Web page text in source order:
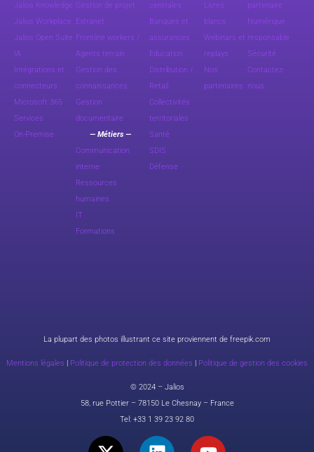
Jalios Knowledge
Jalios Workplace
Jalios Open Suite
IA
Intégrations et
connecteurs
Microsoft 365
Services
On-Premise
Gestion de projet
Extranet
Frontline workers /
Agents terrain
Gestion des
connaissances
Gestion
documentaire
— Métiers —
Communication
interne
Ressources
humaines
IT
Formations
centrales
Banques et
assurances
Education
Distribution /
Retail
Collectivités
territoriales
Santé
SDIS
Défense
Livres
blancs
Webinars et
replays
Nos
partenaires
partenaire
Numérique
responsable
Sécurité
Contactez-
nous
La plupart des photos illustrant ce site proviennent de freepik.com
Mentions légales Politique de protection des données Politique de gestion des cookies
© 2024 – Jalios
58, rue Pottier – 78150 Le Chesnay – France
Tel: +33 1 39 23 92 80
X
L
Y